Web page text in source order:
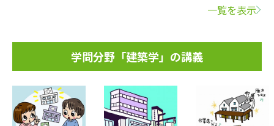
一覧を表示
学問分野「建築学」の講義